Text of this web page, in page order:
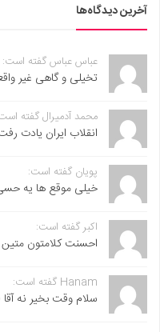
آخرین دیدگاه‌ها
عباس عباس گفته است:
تخیلی و گاهی غیر
محمد آدمیرال گفته
انقلاب ایران یادت
پویان گفته است:
خیلی موقع ها یه
اکبر گفته است:
احسنت ‌کلامتون متین
Hanam گفته است:
سلام وقت بخیر نه